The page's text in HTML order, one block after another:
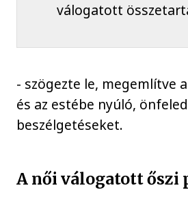
válogatott
- szögezte le, megemlítve
és az estébe nyúló,
beszélgetéseket.
A női válogatott őszi